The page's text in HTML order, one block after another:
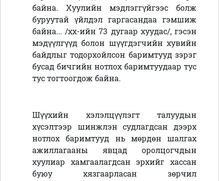
байна. Хуулийн мэдлэггүйгээс болж
буруутай үйлдэл гаргасандаа гэмшиж
байна... /хх-ийн 73 дугаар хуудас/,гэсэн
мэдүүлгүүд болон шүүгдэгчийнхувийн
байдлыг тодорхойлсон баримтууд зэрэг
бусад бичгийн нотлох баримтуудаар тус
тус тогтоогдож байна.
Шүүхийн хэлэлцүүлэгт талуудын
хүсэлтээр шинжлэн судлагдсан дээрх
нотлох баримтууд нь мөрдөн шалгах
ажиллагааны явцад оролцогчдын
хуулиар хамгаалагдсан эрхийг хассан
буюу хязгаарласан зөрчил